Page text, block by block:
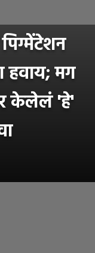
हवाय; मग
केलेलं 'हे'